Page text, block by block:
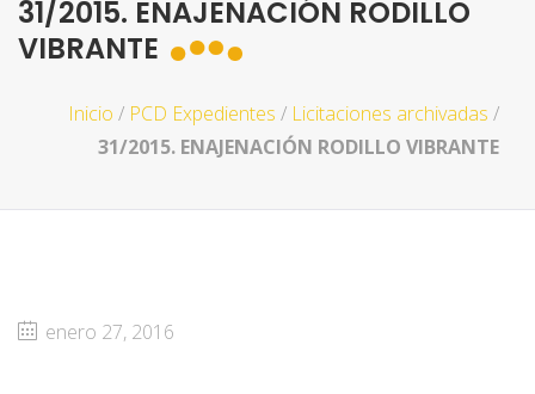
31/2015. ENAJENACIÓN RODILLO
VIBRANTE
Inicio / PCD Expedientes / Licitaciones archivadas /
31/2015. ENAJENACIÓN RODILLO VIBRANTE
enero 27, 2016